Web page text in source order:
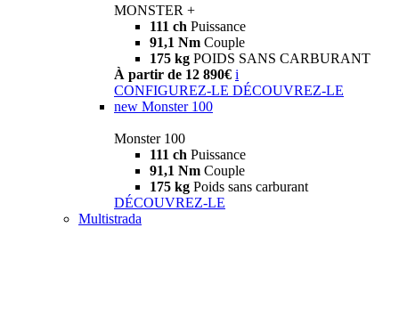
MONSTER +
111 ch Puissance
91,1 Nm Couple
175 kg POIDS SANS CARBURANT
À partir de 12 890€ i
CONFIGUREZ-LE DÉCOUVREZ-LE
new Monster 100
Monster 100
111 ch Puissance
91,1 Nm Couple
175 kg Poids sans carburant
DÉCOUVREZ-LE
Multistrada